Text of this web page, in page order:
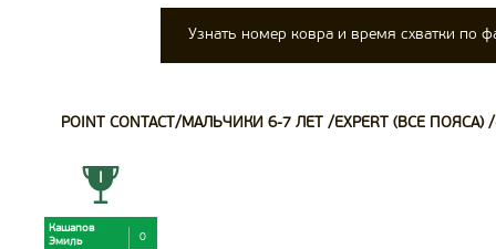
Узнать номер ковра и время схватки по
POINT CONTACT/МАЛЬЧИКИ 6-7 ЛЕТ /EXPERT (ВСЕ ПОЯСА)
Кашапов
Эмиль
0